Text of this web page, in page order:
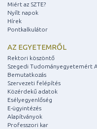
Miért az SZTE?
Nyílt napok
Hírek
Pontkalkulátor
AZ EGYETEMRŐL
Rektori köszöntő
Szegedi Tudományegyetemért
Bemutatkozás
Szervezeti felépítés
Közérdekű adatok
Esélyegyenlőség
E-ügyintézés
Alapítványok
Professzori kar